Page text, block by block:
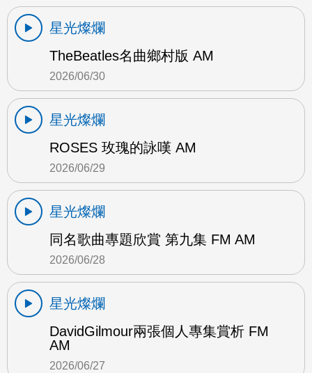
星光燦爛
TheBeatles名曲鄉村版 AM
2026/06/30
星光燦爛
ROSES 玫瑰的詠嘆 AM
2026/06/29
星光燦爛
同名歌曲專題欣賞 第九集 FM AM
2026/06/28
星光燦爛
DavidGilmour兩張個人專集賞析 FM
AM
2026/06/27